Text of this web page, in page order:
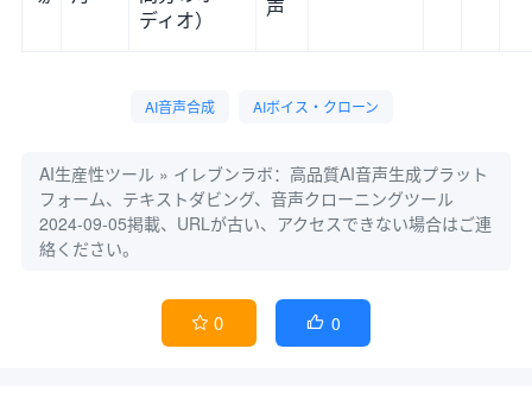
ディオ）
声
AI音声合成 AIボイス・クローン
AI生産性ツール » イレブンラボ：高品質AI音声生成プラット
フォーム、テキストダビング、音声クローニングツール
2024-09-05掲載、URLが古い、アクセスできない場合はご連
絡ください。
 0  0